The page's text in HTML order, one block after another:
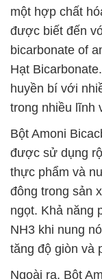
một hợp chất
được biết đến
bicarbonate of
Hạt
huyền bí với
trong nhiều lĩnh
Bột Amoni
được sử dụng
thực phẩm và
đông trong sản
ngọt. Khả năng
NH3 khi nung
tăng độ giòn và
Ngoài ra, Bột